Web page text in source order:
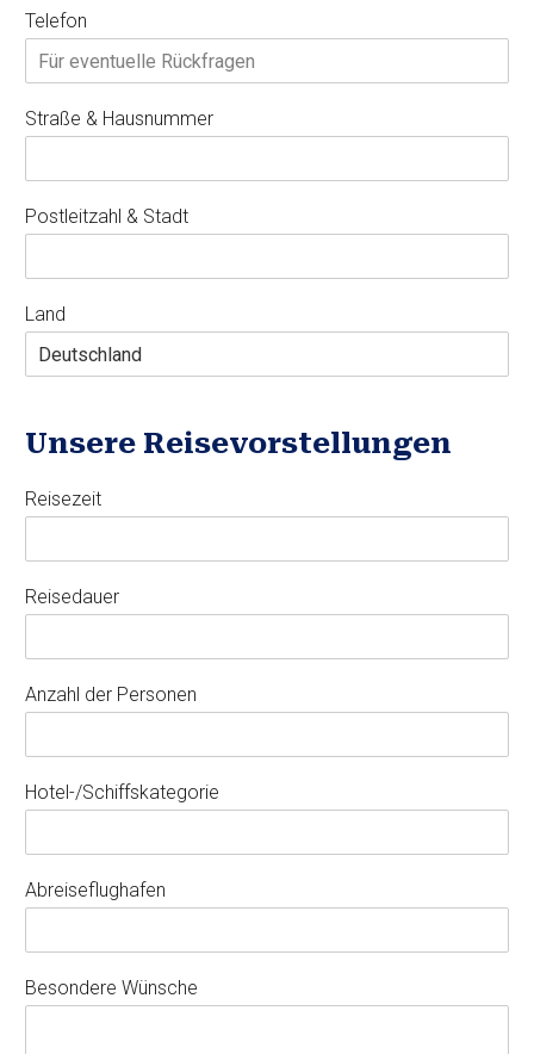
Telefon
Straße & Hausnummer
Postleitzahl & Stadt
Land
Unsere Reisevorstellungen
Reisezeit
Reisedauer
Anzahl der Personen
Hotel-/Schiffskategorie
Abreiseflughafen
Besondere Wünsche